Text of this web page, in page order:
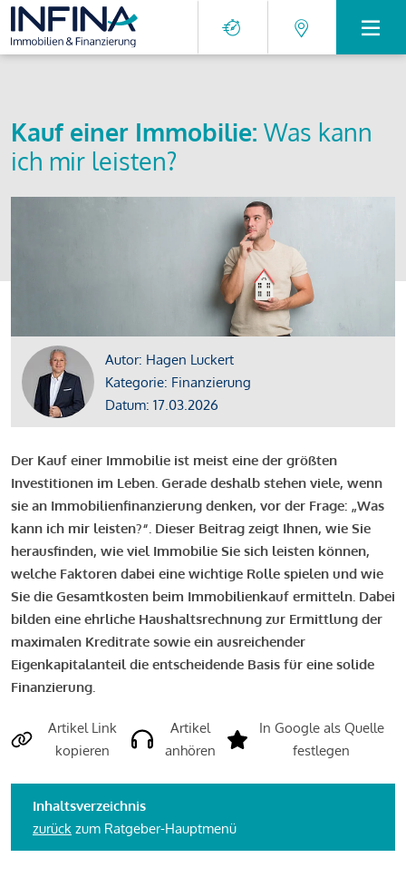
Kauf einer Immobilie: Was kann
ich mir leisten?
Autor: Hagen Luckert
Kategorie: Finanzierung
Datum: 17.03.2026
Der Kauf einer Immobilie ist meist eine der größten
Investitionen im Leben. Gerade deshalb stehen viele, wenn
sie an Immobilienfinanzierung denken, vor der Frage: „Was
kann ich mir leisten?“. Dieser Beitrag zeigt Ihnen, wie Sie
herausfinden, wie viel Immobilie Sie sich leisten können,
welche Faktoren dabei eine wichtige Rolle spielen und wie
Sie die Gesamtkosten beim Immobilienkauf ermitteln. Dabei
bilden eine ehrliche Haushaltsrechnung zur Ermittlung der
maximalen Kreditrate sowie ein ausreichender
Eigenkapitalanteil die entscheidende Basis für eine solide
Finanzierung.
Artikel Link
kopieren
Artikel
anhören
In Google als Quelle
festlegen
Inhaltsverzeichnis
zurück zum Ratgeber-Hauptmenü